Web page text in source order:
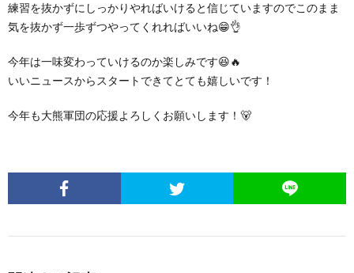
練習を抜かずにしっかりやればいけると信じていますのでこのまま
気を抜かず一歩ずつやってくれればいいね😁👌
今年は一味変わっていけるのか楽しみです😆🔥
いいニュースからスタートできてとても嬉しいです！
今年も大熊軍団の応援よろしくお願いします！🐻